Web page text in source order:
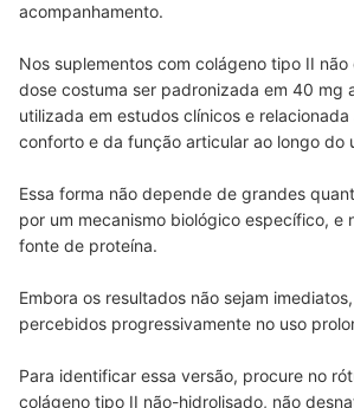
acompanhamento.
Nos suplementos com colágeno tipo II
dose costuma ser padronizada em 40 mg
utilizada em estudos clínicos e
conforto e da função articular ao longo do
Essa forma não depende de grandes
por um mecanismo biológico específico, e
fonte de proteína.
Embora os resultados não sejam
percebidos progressivamente no uso
Para identificar essa versão, procure no
colágeno tipo II não-hidrolisado, não